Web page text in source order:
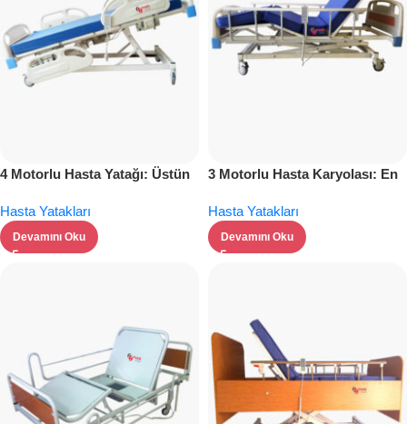
4 Motorlu Hasta Yatağı: Üstün
Hasta Yatakları
Devamını Oku
3 Motorlu Hasta Karyolası: En
Hasta Yatakları
Devamını Oku